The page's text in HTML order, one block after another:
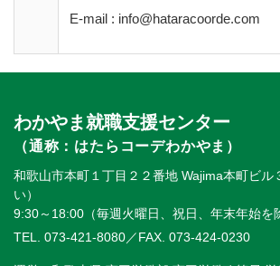
E-mail : info@hataracoorde.com
わかやま就職支援センター
（通称：はたらコーデわかやま）
和歌山市本町１丁目２２番地 Wajima本町ビル
い）
9:30～18:00（毎週火曜日、祝日、年末年始を
TEL. 073-421-8080／FAX. 073-424-0230